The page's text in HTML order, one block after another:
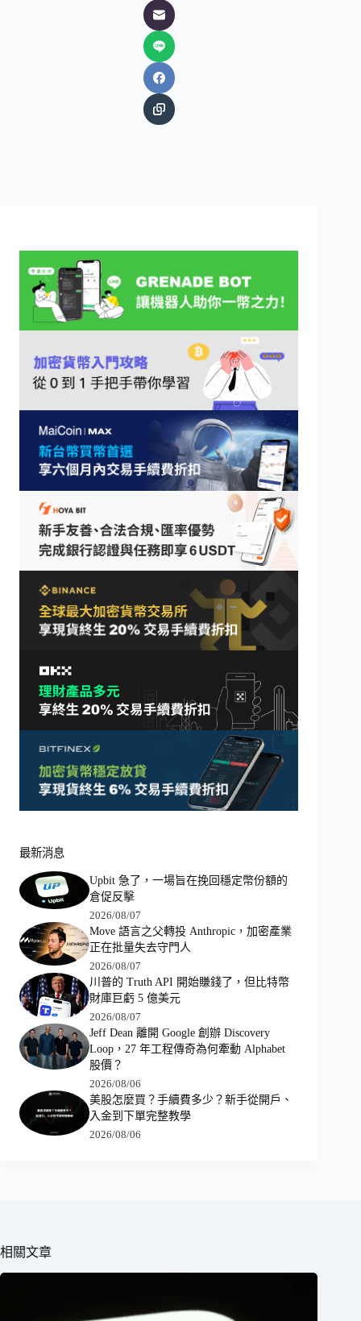
最新消息
Upbit 急了，一場旨在挽回穩定幣份額的
倉促反擊
2026/08/07
Move 語言之父轉投 Anthropic，加密產業
正在批量失去守門人
2026/08/07
川普的 Truth API 開始賺錢了，但比特幣
財庫巨虧 5 億美元
2026/08/07
Jeff Dean 離開 Google 創辦 Discovery
Loop，27 年工程傳奇為何牽動 Alphabet
股價？
2026/08/06
美股怎麼買？手續費多少？新手從開戶、
入金到下單完整教學
2026/08/06
相關文章